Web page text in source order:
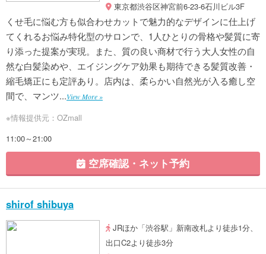
東京都渋谷区神宮前6-23-6石川ビル3F
くせ毛に悩む方も似合わせカットで魅力的なデザインに仕上げ
てくれるお悩み特化型のサロンで、1人ひとりの骨格や髪質に寄
り添った提案が実現。また、質の良い商材で行う大人女性の自
然な白髪染めや、エイジングケア効果も期待できる髪質改善・
縮毛矯正にも定評あり。店内は、柔らかい自然光が入る癒し空
間で、マンツ...View More »
※情報提供元：OZmall
11:00～21:00
空席確認・ネット予約
shirof shibuya
JRほか「渋谷駅」新南改札より徒歩1分、
出口C2より徒歩3分